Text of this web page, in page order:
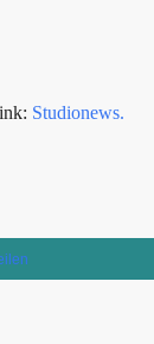
Studionews.